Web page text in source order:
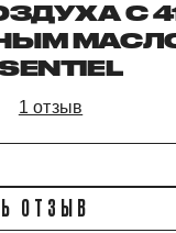
С
1 отзыв
ОТЗЫВ